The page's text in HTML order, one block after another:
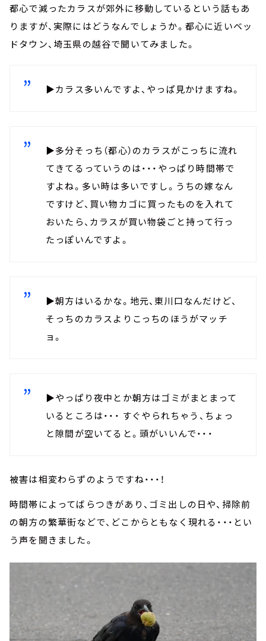
都心で減ったカラスが郊外に移動しているという話もあ
りますが、実際にはどうなんでしょうか。都心に近いベッ
ドタウン、埼玉県の越谷で聞いてみました。
▶カラス多いんですよ、やっぱ見かけますね。
▶多分そっち（都心）のカラスがこっちに流れ
てきてるっていうのは・・・やっぱり時間帯で
すよね。多い時は多いですし。うちの嫁なん
ですけど、買い物カゴに買ったものを入れて
おいたら、カラスが買い物袋ごと持って行っ
たっぽいんですよ。
▶朝方はいるかな。地元、東川口なんだけど、
そっちのカラスよりこっちのほうがマッチ
ョ。
▶やっぱり夜中とか朝方はゴミがまとまって
いるところは・・・ すぐやられちゃう、ちょっ
と隙間が空いてると。頭がいいんで・・・
被害は相変わらずのようですね・・・！
時間帯によってばらつきがあり、ゴミ出しの日や、掃除前
の朝方の繁華街などで、どこからともなく現れる・・・とい
う声を聞きました。